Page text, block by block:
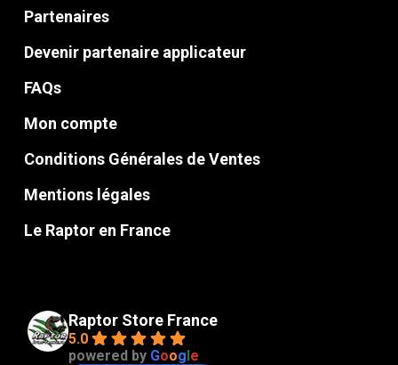
Partenaires
Devenir partenaire applicateur
FAQs
Mon compte
Conditions Générales de Ventes
Mentions légales
Le Raptor en France
Raptor Store France
5.0
powered by Google